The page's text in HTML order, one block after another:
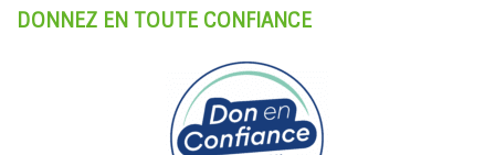
DONNEZ EN TOUTE CONFIANCE